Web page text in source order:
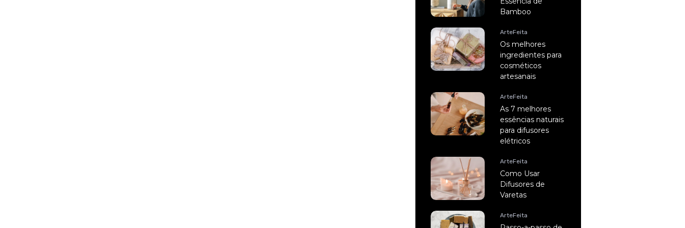
Bamboo
ArteFeita
Os melhores
ingredientes para
cosméticos
artesanais
ArteFeita
As 7 melhores
essências naturais
para difusores
elétricos
ArteFeita
Como Usar
Difusores de
Varetas
ArteFeita